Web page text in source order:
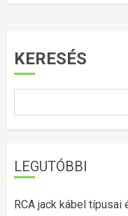
KERESÉS
LEGUTÓBBI
RCA jack kábel típusai